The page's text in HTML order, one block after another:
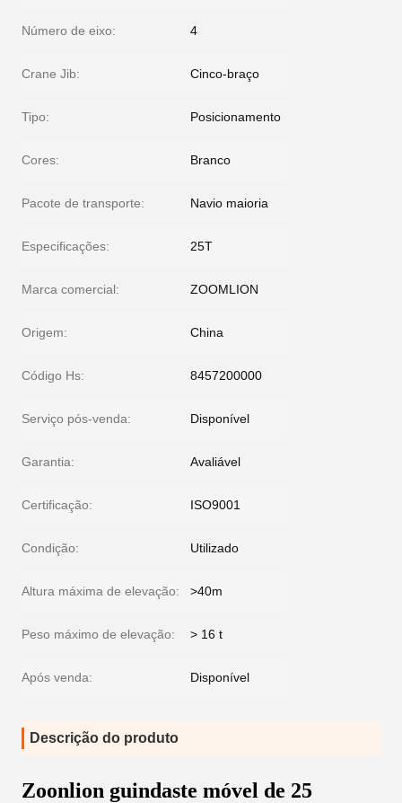
Número de eixo: 4
Crane Jib: Cinco-braço
Tipo: Posicionamento
Cores: Branco
Pacote de transporte: Navio maioria
Especificações: 25T
Marca comercial: ZOOMLION
Origem: China
Código Hs: 8457200000
Serviço pós-venda: Disponível
Garantia: Avaliável
Certificação: ISO9001
Condição: Utilizado
Altura máxima de elevação: >40m
Peso máximo de elevação: > 16 t
Após venda: Disponível
Descrição do produto
Zoonlion guindaste móvel de 25